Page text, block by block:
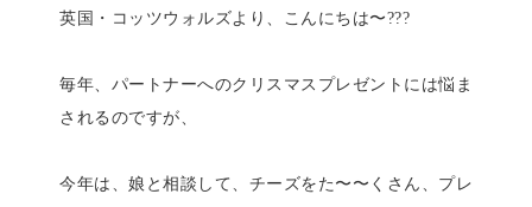
英国・コッツウォルズより、こんにちは〜???
毎年、パートナーへのクリスマスプレゼントには悩ま
されるのですが、
今年は、娘と相談して、チーズをた〜〜くさん、プレ